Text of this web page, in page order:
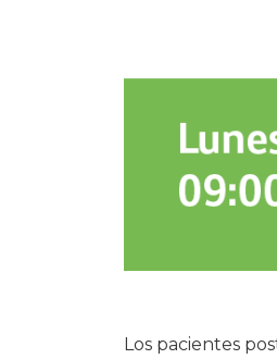
Los pacientes